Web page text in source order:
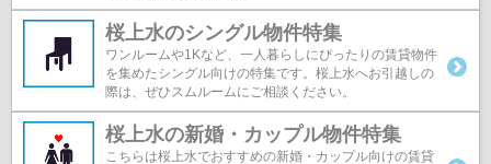
桜上水のシングル物件特集
ワンルームや1Kなど、一人暮らしにぴったりの賃貸物件
を集めたシングル向けの特集です。桜上水へお引越しの
際は、ぜひスムルームにご相談ください。
桜上水の新婚・カップル物件特集
こちらは桜上水でおすすめの新婚・カップル向けの賃貸